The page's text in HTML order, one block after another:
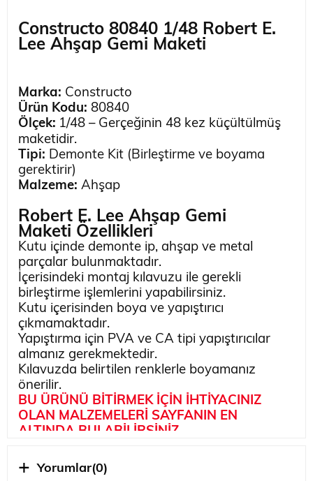
Constructo 80840 1/48 Robert E.
Lee Ahşap Gemi Maketi
Marka: Constructo
Ürün Kodu: 80840
Ölçek: 1/48 – Gerçeğinin 48 kez küçültülmüş
maketidir.
Tipi: Demonte Kit (Birleştirme ve boyama
gerektirir)
Malzeme: Ahşap
Robert E. Lee Ahşap Gemi
Maketi Özellikleri
Kutu içinde demonte ip, ahşap ve metal
parçalar bulunmaktadır.
İçerisindeki montaj kılavuzu ile gerekli
birleştirme işlemlerini yapabilirsiniz.
Kutu içerisinden boya ve yapıştırıcı
çıkmamaktadır.
Yapıştırma için PVA ve CA tipi yapıştırıcılar
almanız gerekmektedir.
Kılavuzda belirtilen renklerle boyamanız
önerilir.
BU ÜRÜNÜ BİTİRMEK İÇİN İHTİYACINIZ
OLAN MALZEMELERİ SAYFANIN EN
ALTINDA BULABİLİRSİNİZ
SS Robert E. Lee, Newport News, Virginia'da
inşa edildi ve yapımını 1924'te bitirdi.
Yorumlar(0)